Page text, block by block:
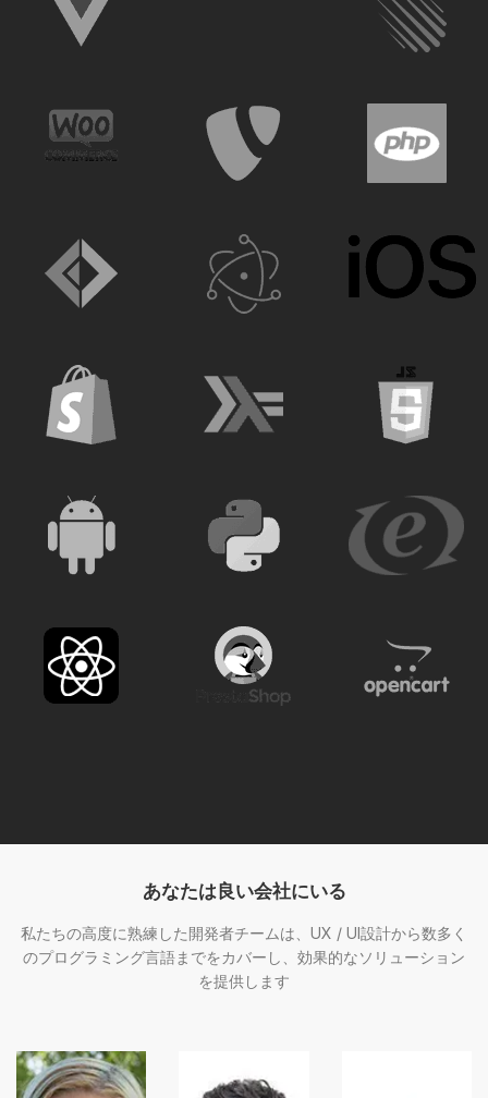
あなたは良い会社にいる
私たちの高度に熟練した開発者チームは、UX / UI設計から数多く
のプログラミング言語までをカバーし、効果的なソリューション
を提供します